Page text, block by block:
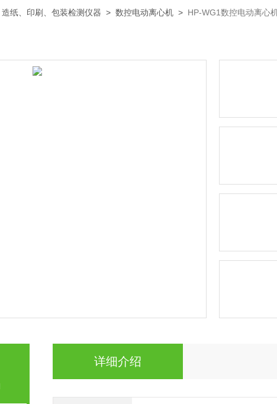
造纸、印刷、包装检测仪器 > 数控电动离心机 > HP-WG1数控电动离心
详细介绍